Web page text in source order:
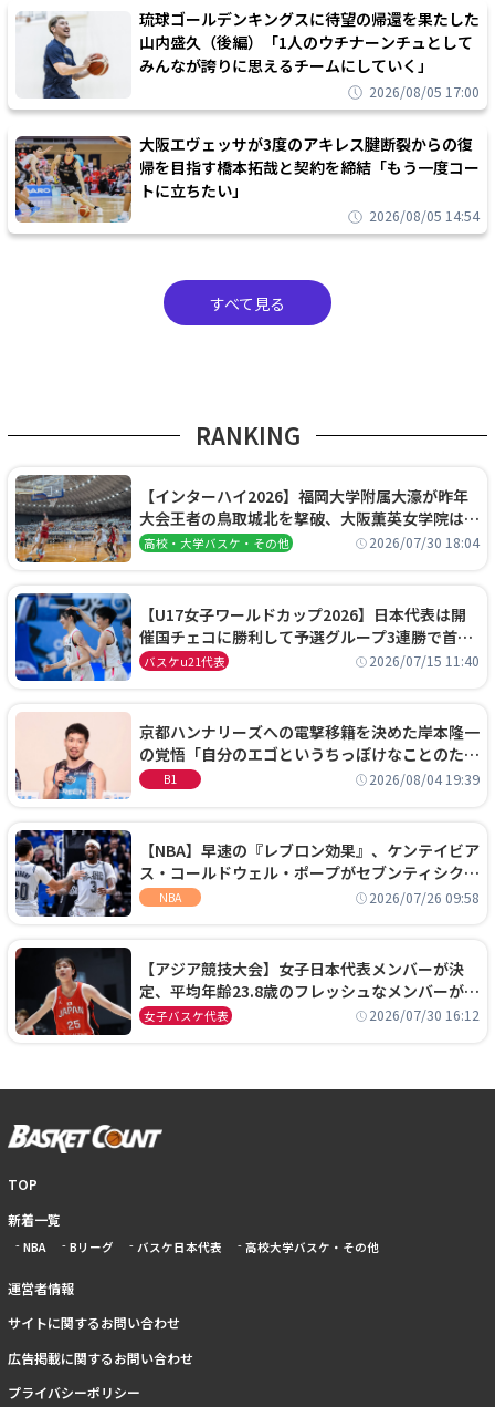
琉球ゴールデンキングスに待望の帰還を果たした
山内盛久（後編）「1人のウチナーンチュとして
みんなが誇りに思えるチームにしていく」
2026/08/05 17:00
大阪エヴェッサが3度のアキレス腱断裂からの復
帰を目指す橋本拓哉と契約を締結「もう一度コー
トに立ちたい」
2026/08/05 14:54
すべて見る
RANKING
【インターハイ2026】福岡大学附属大濠が昨年
大会王者の鳥取城北を撃破、大阪薫英女学院は岐
阜女子に完勝、大会3日目試合結果
高校・大学バスケ・その他 2026/07/30 18:04
【U17女子ワールドカップ2026】日本代表は開
催国チェコに勝利して予選グループ3連勝で首位
通過！準々決勝の相手はエジプトに決定
バスケu21代表 2026/07/15 11:40
京都ハンナリーズへの電撃移籍を決めた岸本隆一
の覚悟「自分のエゴというちっぽけなことのため
に、京都に来たわけではない」
B1 2026/08/04 19:39
【NBA】早速の『レブロン効果』、ケンテイビア
ス・コールドウェル・ポープがセブンティシクサ
ーズに1年契約で加入
NBA 2026/07/26 09:58
【アジア競技大会】女子日本代表メンバーが決
定、平均年齢23.8歳のフレッシュなメンバーが日
本開催の大舞台で頂点を狙う
女子バスケ代表 2026/07/30 16:12
TOP
新着一覧
NBA Bリーグ バスケ日本代表 高校大学バスケ・その他
運営者情報
サイトに関するお問い合わせ
広告掲載に関するお問い合わせ
プライバシーポリシー